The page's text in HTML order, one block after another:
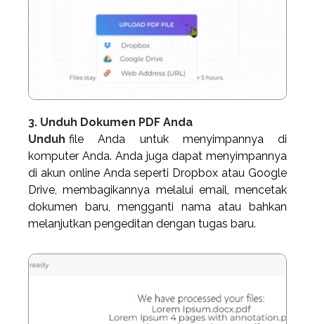
3. Unduh Dokumen PDF Anda
Unduh file Anda untuk menyimpannya di
komputer Anda. Anda juga dapat menyimpannya
di akun online Anda seperti Dropbox atau Google
Drive, membagikannya melalui email, mencetak
dokumen baru, mengganti nama atau bahkan
melanjutkan pengeditan dengan tugas baru.